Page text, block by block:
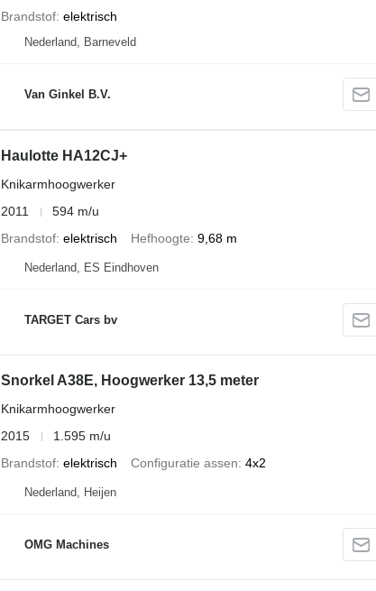
Brandstof elektrisch
Nederland, Barneveld
Van Ginkel B.V.
Haulotte HA12CJ+
Knikarmhoogwerker
2011
594 m/u
Brandstof elektrisch Hefhoogte 9,68 m
Nederland, ES Eindhoven
TARGET Cars bv
Snorkel A38E, Hoogwerker 13,5 meter
Knikarmhoogwerker
2015
1.595 m/u
Brandstof elektrisch Configuratie assen 4x2
Nederland, Heijen
OMG Machines